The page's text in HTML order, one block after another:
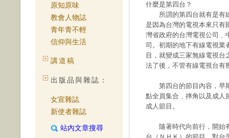
原知原味
教會人物誌
青年青不輕
信仰與生活
講道稿
出版品與雜誌：
女宣雜誌
新使者雜誌
站內文章搜尋
什麼是第四台？
所謂的第四台就有是有線
是因為台灣的電視本來只有
灣省政府的台灣電視公司﹑
司。初期的地下有線電視業
目，就變成三家無線電視
法了後，不管有線電視台有
第四台的節目內容，早期
點全員集合﹑摔角以及成人
成人節目。
隨著時代向前行，開始有